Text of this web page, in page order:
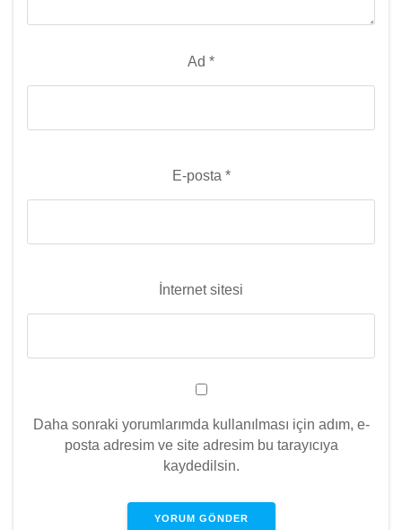
Ad *
E-posta *
İnternet sitesi
Daha sonraki yorumlarımda kullanılması için adım, e-
posta adresim ve site adresim bu tarayıcıya
kaydedilsin.